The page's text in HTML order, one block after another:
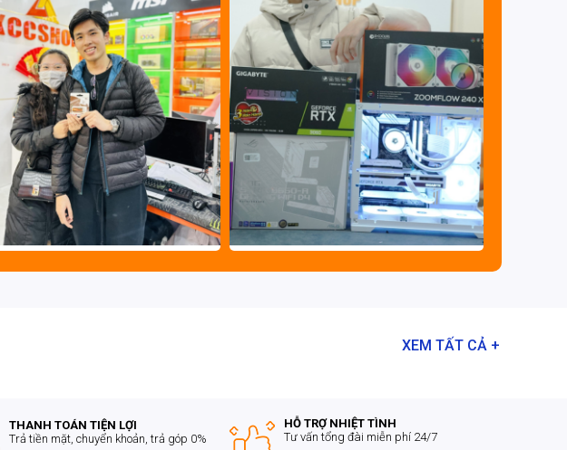
XEM TẤT CẢ +
THANH TOÁN TIỆN LỢI
Trả tiền mặt, chuyển khoản, trả góp 0%
HỖ TRỢ NHIỆT TÌNH
Tư vấn tổng đài miễn phí 24/7